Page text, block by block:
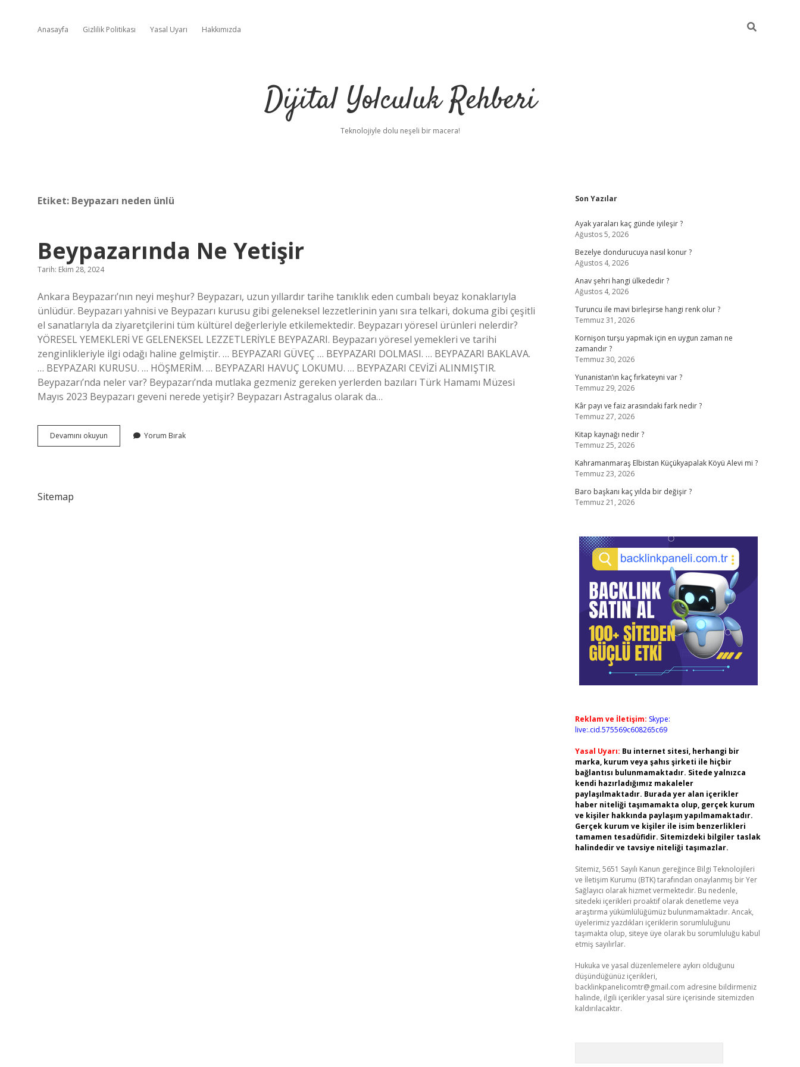
Anasayfa Gizlilik Politikası Yasal Uyarı Hakkımızda
Dijital Yolculuk Rehberi
Teknolojiyle dolu neşeli bir macera!
Etiket: Beypazarı neden ünlü
Beypazarında Ne Yetişir
Tarih: Ekim 28, 2024
Ankara Beypazarı’nın neyi meşhur? Beypazarı, uzun yıllardır tarihe tanıklık eden cumbalı beyaz konaklarıyla
ünlüdür. Beypazarı yahnisi ve Beypazarı kurusu gibi geleneksel lezzetlerinin yanı sıra telkari, dokuma gibi çeşitli
el sanatlarıyla da ziyaretçilerini tüm kültürel değerleriyle etkilemektedir. Beypazarı yöresel ürünleri nelerdir?
YÖRESEL YEMEKLERİ VE GELENEKSEL LEZZETLERİYLE BEYPAZARI. Beypazarı yöresel yemekleri ve tarihi
zenginlikleriyle ilgi odağı haline gelmiştir. … BEYPAZARI GÜVEÇ … BEYPAZARI DOLMASI. … BEYPAZARI BAKLAVA.
… BEYPAZARI KURUSU. … HÖŞMERİM. … BEYPAZARI HAVUÇ LOKUMU. … BEYPAZARI CEVİZİ ALINMIŞTIR.
Beypazarı’nda neler var? Beypazarı’nda mutlaka gezmeniz gereken yerlerden bazıları Türk Hamamı Müzesi
Mayıs 2023 Beypazarı geveni nerede yetişir? Beypazarı Astragalus olarak da…
Devamını okuyun Beypazarında
Ne
Yorum Bırak
Sitemap
Sidebar
Son Yazılar
Ayak yaraları kaç günde iyileşir ?
Ağustos 5, 2026
Bezelye dondurucuya nasıl konur ?
Ağustos 4, 2026
Anav şehri hangi ülkededir ?
Ağustos 4, 2026
Turuncu ile mavi birleşirse hangi renk olur ?
Temmuz 31, 2026
Kornişon turşu yapmak için en uygun zaman ne
zamandır ?
Temmuz 30, 2026
Yunanistan’ın kaç fırkateyni var ?
Temmuz 29, 2026
Kâr payı ve faiz arasındaki fark nedir ?
Temmuz 27, 2026
Kitap kaynağı nedir ?
Temmuz 25, 2026
Kahramanmaraş Elbistan Küçükyapalak Köyü Alevi mi ?
Temmuz 23, 2026
Baro başkanı kaç yılda bir değişir ?
Temmuz 21, 2026
Reklam ve İletişim: Skype:
live:.cid.575569c608265c69
Yasal Uyarı: Bu internet sitesi, herhangi bir
marka, kurum veya şahıs şirketi ile hiçbir
bağlantısı bulunmamaktadır. Sitede yalnızca
kendi hazırladığımız makaleler
paylaşılmaktadır. Burada yer alan içerikler
haber niteliği taşımamakta olup, gerçek kurum
ve kişiler hakkında paylaşım yapılmamaktadır.
Gerçek kurum ve kişiler ile isim benzerlikleri
tamamen tesadüfidir. Sitemizdeki bilgiler taslak
halindedir ve tavsiye niteliği taşımazlar.
Sitemiz, 5651 Sayılı Kanun gereğince Bilgi Teknolojileri
ve İletişim Kurumu (BTK) tarafından onaylanmış bir Yer
Sağlayıcı olarak hizmet vermektedir. Bu nedenle,
sitedeki içerikleri proaktif olarak denetleme veya
araştırma yükümlülüğümüz bulunmamaktadır. Ancak,
üyelerimiz yazdıkları içeriklerin sorumluluğunu
taşımakta olup, siteye üye olarak bu sorumluluğu kabul
etmiş sayılırlar.
Hukuka ve yasal düzenlemelere aykırı olduğunu
düşündüğünüz içerikleri,
backlinkpanelicomtr@gmail.com adresine bildirmeniz
halinde, ilgili içerikler yasal süre içerisinde sitemizden
kaldırılacaktır.